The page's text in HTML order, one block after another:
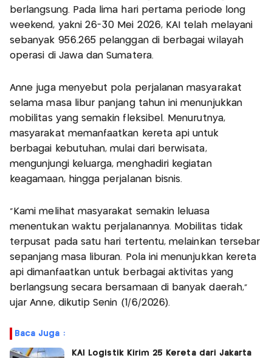
berlangsung. Pada lima hari pertama periode long
weekend, yakni 26-30 Mei 2026, KAI telah melayani
sebanyak 956.265 pelanggan di berbagai wilayah
operasi di Jawa dan Sumatera.
Anne juga menyebut pola perjalanan masyarakat
selama masa libur panjang tahun ini menunjukkan
mobilitas yang semakin fleksibel. Menurutnya,
masyarakat memanfaatkan kereta api untuk
berbagai kebutuhan, mulai dari berwisata,
mengunjungi keluarga, menghadiri kegiatan
keagamaan, hingga perjalanan bisnis.
"Kami melihat masyarakat semakin leluasa
menentukan waktu perjalanannya. Mobilitas tidak
terpusat pada satu hari tertentu, melainkan tersebar
sepanjang masa liburan. Pola ini menunjukkan kereta
api dimanfaatkan untuk berbagai aktivitas yang
berlangsung secara bersamaan di banyak daerah,"
ujar Anne, dikutip Senin (1/6/2026).
Baca Juga :
KAI Logistik Kirim 25 Kereta dari Jakarta